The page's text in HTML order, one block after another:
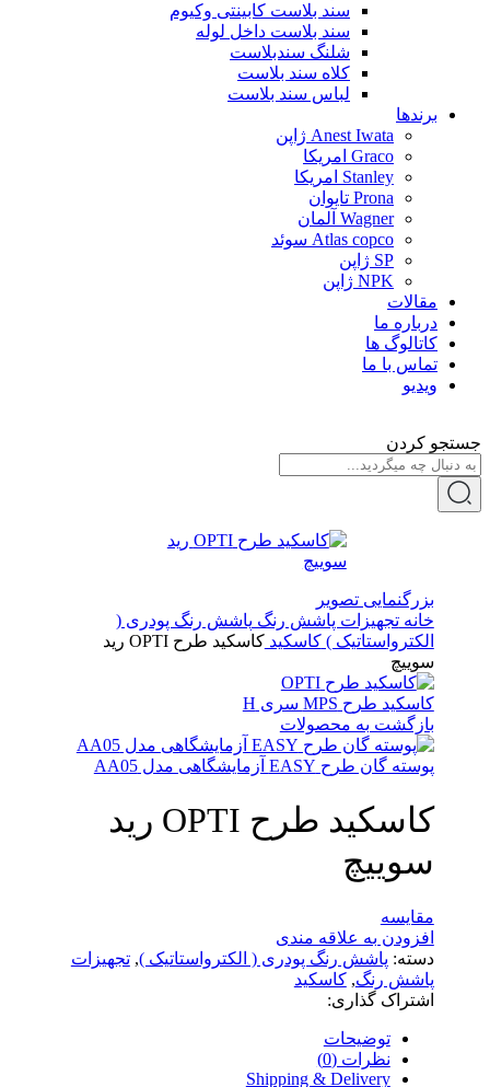
سند بلاست کابینتی وکیوم
سند بلاست داخل لوله
شلنگ سندبلاست
کلاه سند بلاست
لباس سند بلاست
برندها
Anest Iwata ژاپن
Graco امریکا
Stanley امریکا
Prona تایوان
Wagner آلمان
Atlas copco سوئد
SP ژاپن
NPK ژاپن
مقالات
درباره ما
کاتالوگ ها
تماس با ما
ویدیو
جستجو کردن
بزرگنمایی تصویر
خانهتجهیزات پاشش رنگ پاشش رنگ پودری (
الکترواستاتیک )کاسکید
کاسکید طرح OPTI رید
سوییچ
کاسکید طرح MPS سری H
بازگشت به محصولات
پوسته گان طرح EASY آزمایشگاهی مدل AA05
کاسکید طرح OPTI رید
سوییچ
مقایسه
افزودن به علاقه مندی
دسته: پاشش رنگ پودری ( الکترواستاتیک ), تجهیزات
پاشش رنگ, کاسکید
اشتراک گذاری:
توضیحات
نظرات (0)
Shipping & Delivery